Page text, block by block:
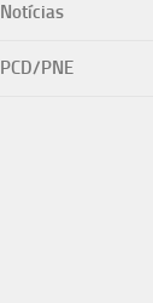
Notícias
PCD/PNE